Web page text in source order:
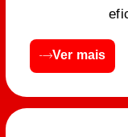
Ver mais